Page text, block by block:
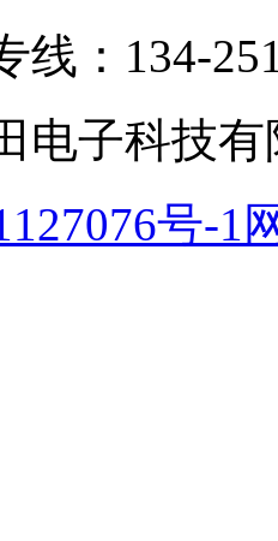
线：134-
电子科技
号-1